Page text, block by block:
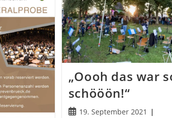
„Oooh das war
schööön!“
Beitrag19. September 2021